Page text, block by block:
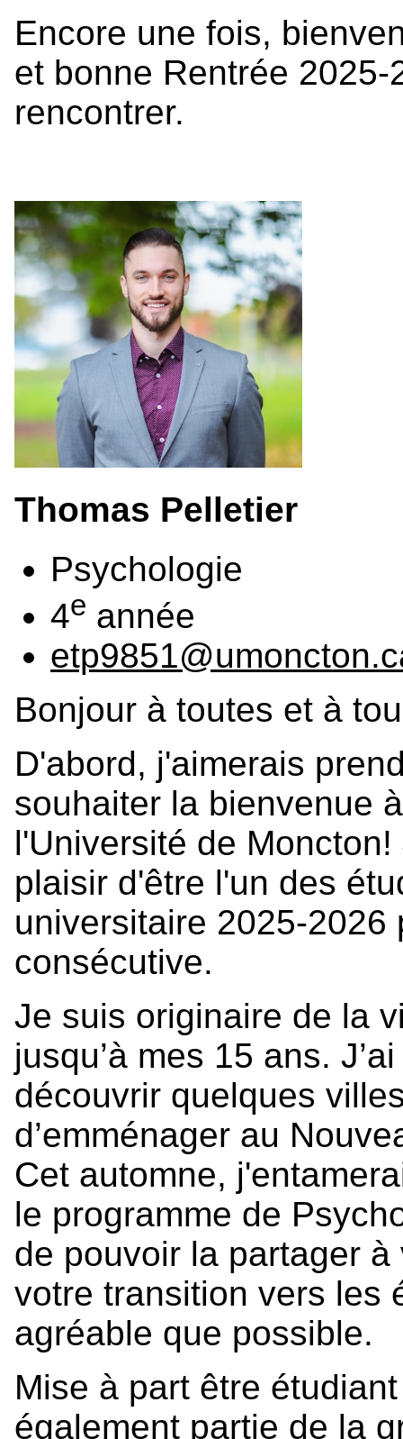
Encore une fois,
et bonne Rentrée 2025-
rencontrer.
Thomas Pelletier
Psychologie
4e année
Bonjour à toutes et à
D'abord, j'aimerais
souhaiter la bienvenue
l'Université de
plaisir d'être l'un des
universitaire 2025-
consécutive.
Je suis originaire de la
jusqu’à mes 15 ans.
découvrir quelques
d’emménager au
Cet automne,
le programme de
de pouvoir la partager
votre transition vers les
agréable que possible.
Mise à part être
également partie de la